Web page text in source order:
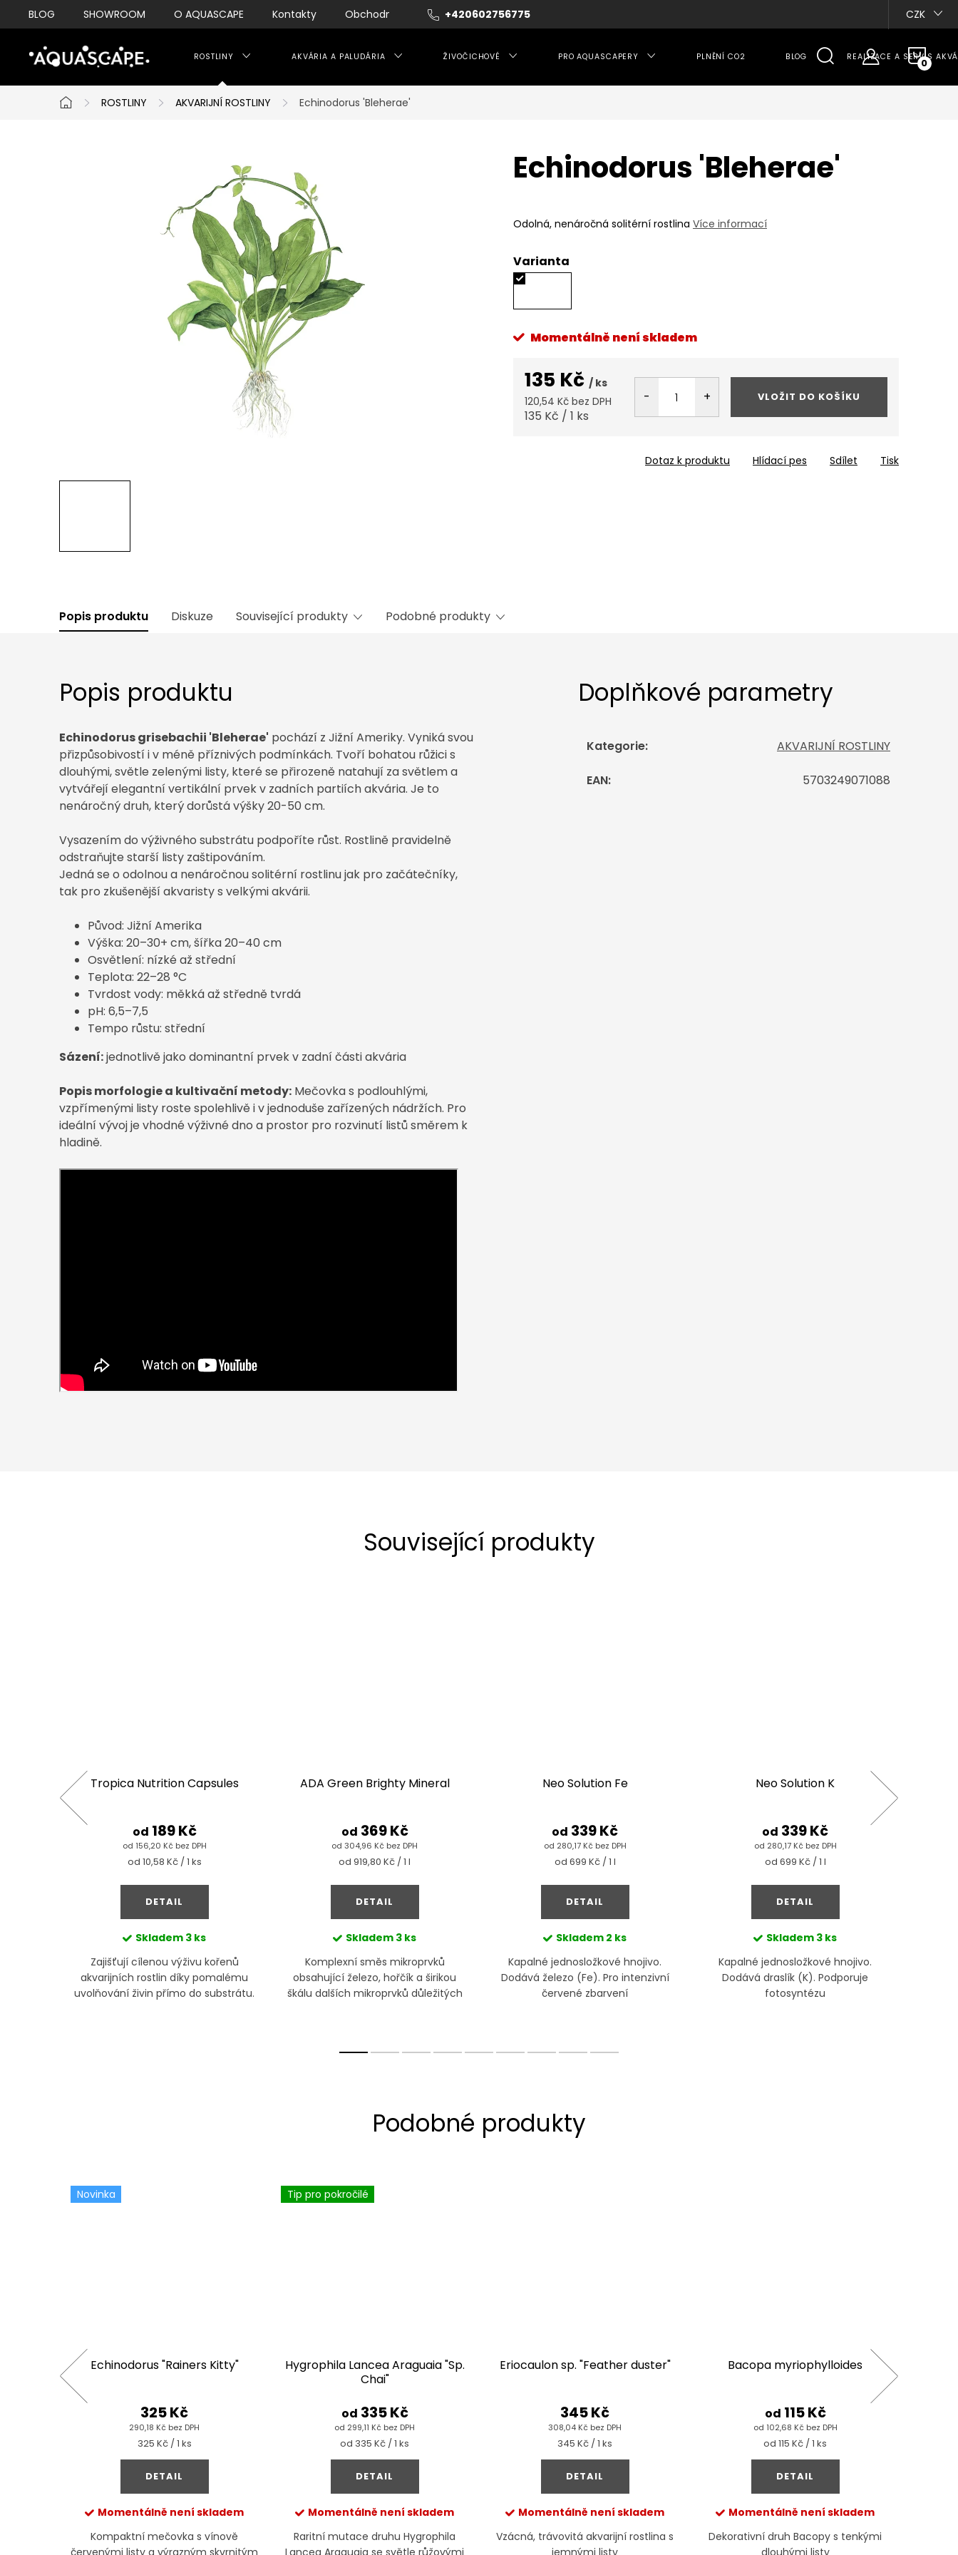
Přejít
na
+420602756775
BLOG SHOWROOM O AQUASCAPE Kontakty Obchodní podmínky Moje objednávka CZK
ROSTLINY AKVÁRIA A PALUDÁRIA ŽIVOČICHOVÉ PRO AQUASCAPERY PLNĚNÍ CO2 BLOG REALIZACE A SERVIS
Domů
ROSTLINY AKVARIJNÍ ROSTLINY Echinodorus 'Bleherae'
Echinodorus 'Bleherae'
Odolná, nenáročná solitérní rostlina Více informací
Varianta
Momentálně není skladem
135 Kč / ks
120,54 Kč bez DPH
Měrná
135 Kč / 1 ks
VLOŽIT DO KOŠÍKU
Tisk
Dotaz k produktu Hlídací pes Sdílet
Popis produktu Diskuze Související produkty Podobné produkty
Popis produktu
Echinodorus grisebachii 'Bleherae' pochází z Jižní Ameriky. Vyniká svou
přizpůsobivostí i v méně příznivých podmínkách. Tvoří bohatou růžici s
dlouhými, světle zelenými listy, které se přirozeně natahují za světlem a
vytvářejí elegantní vertikální prvek v zadních partiích akvária. Je to
nenáročný druh, který dorůstá výšky 20-50 cm.
Vysazením do výživného substrátu podpoříte růst. Rostlině pravidelně
odstraňujte starší listy zaštipováním.
Jedná se o odolnou a nenáročnou solitérní rostlinu jak pro začátečníky,
tak pro zkušenější akvaristy s velkými akvárii.
Původ: Jižní Amerika
Výška: 20–30+ cm, šířka 20–40 cm
Osvětlení: nízké až střední
Teplota: 22–28 °C
Tvrdost vody: měkká až středně tvrdá
pH: 6,5–7,5
Tempo růstu: střední
Sázení:jednotlivě jako dominantní prvek v zadní části akvária
Popis morfologie a kultivační metody: Mečovka s podlouhlými,
vzpřímenými listy roste spolehlivě i v jednoduše zařízených nádržích. Pro
ideální vývoj je vhodné výživné dno a prostor pro rozvinutí listů směrem k
hladině.
Doplňkové parametry
Kategorie: AKVARIJNÍ ROSTLINY
EAN: 5703249071088
Související produkty
Tropica Nutrition Capsules
od 156,20 Kč bez DPH
od 189 Kč
Měrná
od 10,58 Kč / 1 ks
DETAIL
Skladem 3 ks
Zajišťují cílenou výživu kořenů
akvarijních rostlin díky pomalému
uvolňování živin přímo do substrátu.
ADA Green Brighty Mineral
od 304,96 Kč bez DPH
od 369 Kč
Měrná
od 919,80 Kč / 1 l
DETAIL
Skladem 3 ks
Komplexní směs mikroprvků
obsahující železo, hořčík a širikou
škálu dalších mikroprvků důležitých
Neo Solution Fe
od 280,17 Kč bez DPH
od 339 Kč
Měrná
od 699 Kč / 1 l
DETAIL
Skladem 2 ks
Kapalné jednosložkové hnojivo.
Dodává železo (Fe). Pro intenzivní
červené zbarvení
Neo Solution K
od 280,17 Kč bez DPH
od 339 Kč
Měrná
od 699 Kč / 1 l
DETAIL
Skladem 3 ks
Kapalné jednosložkové hnojivo.
Dodává draslík (K). Podporuje
fotosyntézu
Novinka
Echinodorus "Rainers Kitty"
290,18 Kč bez DPH
325 Kč
Měrná
cena:
325 Kč / 1 ks
DETAIL
Momentálně není skladem
Kompaktní mečovka s vínově
Tip pro pokročilé
Hygrophila Lancea Araguaia "Sp.
Chai"
od 299,11 Kč bez DPH
od 335 Kč
Měrná
cena:
od 335 Kč / 1 ks
DETAIL
Momentálně není skladem
Raritní mutace druhu Hygrophila
Eriocaulon sp. "Feather duster"
308,04 Kč bez DPH
345 Kč
Měrná
cena:
345 Kč / 1 ks
DETAIL
Momentálně není skladem
Vzácná, trávovitá akvarijní rostlina s
Bacopa myriophylloides
od 102,68 Kč bez DPH
od 115 Kč
Měrná
cena:
od 115 Kč / 1 ks
DETAIL
Momentálně není skladem
Dekorativní druh Bacopy s tenkými